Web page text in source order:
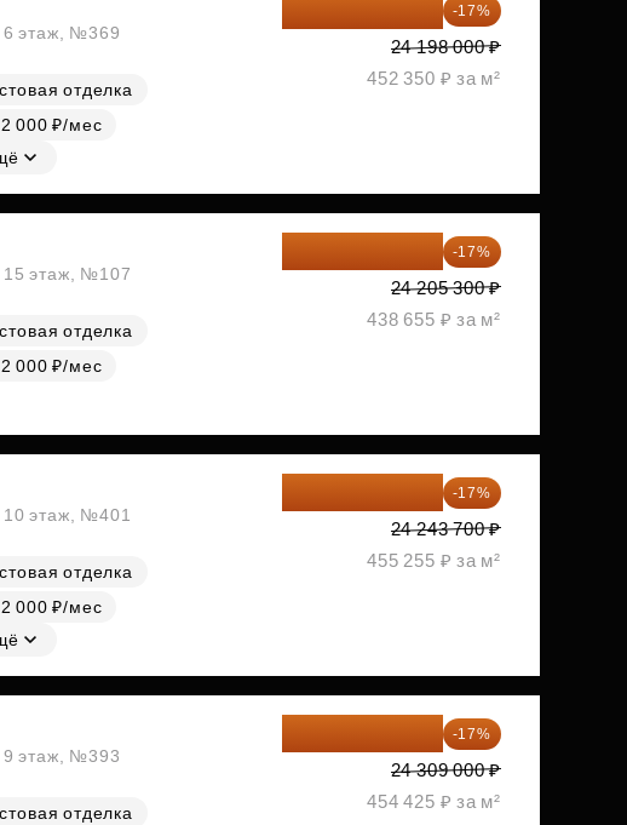
6 этаж, №369
отделка
000 ₽/мес
-17%
24 198 000 ₽
452 350 ₽ за м²
15 этаж, №107
отделка
000 ₽/мес
-17%
24 205 300 ₽
438 655 ₽ за м²
10 этаж, №401
отделка
000 ₽/мес
-17%
24 243 700 ₽
455 255 ₽ за м²
9 этаж, №393
отделка
-17%
24 309 000 ₽
454 425 ₽ за м²